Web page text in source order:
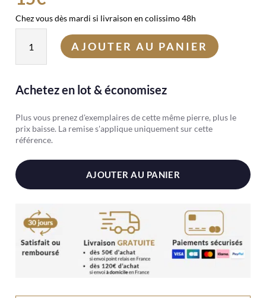
Chez vous dès mardi si livraison en colissimo 48h
Galet
AJOUTER AU PANIER
Achetez en lot & économisez
Plus vous prenez d'exemplaires de cette même pierre, plus le
prix baisse. La remise s'applique uniquement sur cette
référence.
AJOUTER AU PANIER